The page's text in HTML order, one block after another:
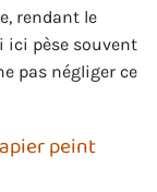
rendant le
ici pèse souvent
pas négliger ce
peint